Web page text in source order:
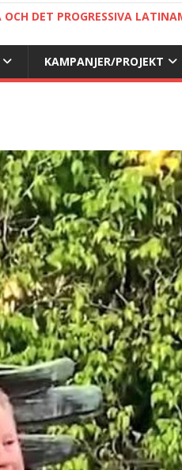
DET PROGRESSIVA
KAMPANJER/PROJEKT